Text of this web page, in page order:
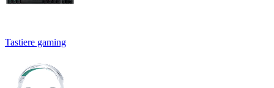
Tastiere gaming